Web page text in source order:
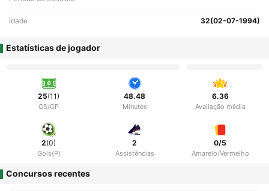
Idade 32(02-07-1994)
Estatísticas de jogador
25(11)
GS/GP
48.48
Minutes
6.36
Avaliação média
2(0)
Gols(P)
2
Assistências
0/5
Amarelo/Vermelho
Concursos recentes